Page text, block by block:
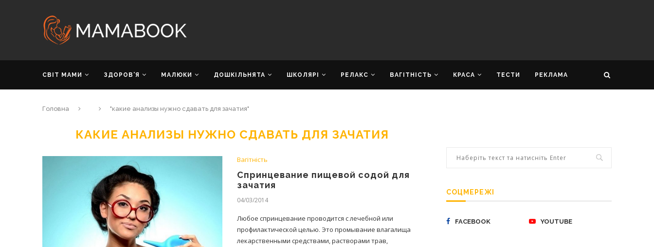
СВІТ МАМИ ЗДОРОВ’Я МАЛЮКИ ДОШКІЛЬНЯТА ШКОЛЯРІ РЕЛАКС ВАГІТНІСТЬ КРАСА ТЕСТИ РЕКЛАМА
Головна "какие анализы нужно сдавать для зачатия"
КАКИЕ АНАЛИЗЫ НУЖНО СДАВАТЬ ДЛЯ ЗАЧАТИЯ
Вагітність
Спринцевание пищевой содой для
зачатия
04/03/2014
Любое спринцевание проводится с лечебной или
профилактической целью. Это промывание влагалища
лекарственными средствами, растворами трав,
СОЦМЕРЕЖІ
FACEBOOK YOUTUBE